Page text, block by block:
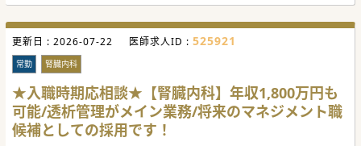
■経験豊富な医師が多数在籍しており、初めは他の医師が担
当している軽い患者を引継ぎ、徐々に新規の患者さんを担当
していきますので未 経験の方も安心です。
■基本は主治医制ですが、オンコールは当番の非常勤などが
担当するため、夜間に駆けつける必要はございません。
【医療機関情報】
■今後、更なるサービス向上と質の向上のため、医師体制を
強化していきたいという方針です。
■ガン末や神経難病の患者様など、重い疾患を抱えている方
こそ受け入れをするべきというお考えです。
■今後は分院を増やしていきたいという想いがあり、分院長
更新日 : 2026-07-22 医師求人ID : 525921
常勤 腎臓内科
★入職時期応相談★【腎臓内科】年収1,800万円も
可能/透析管理がメイン業務/将来のマネジメント職
候補としての採用です！